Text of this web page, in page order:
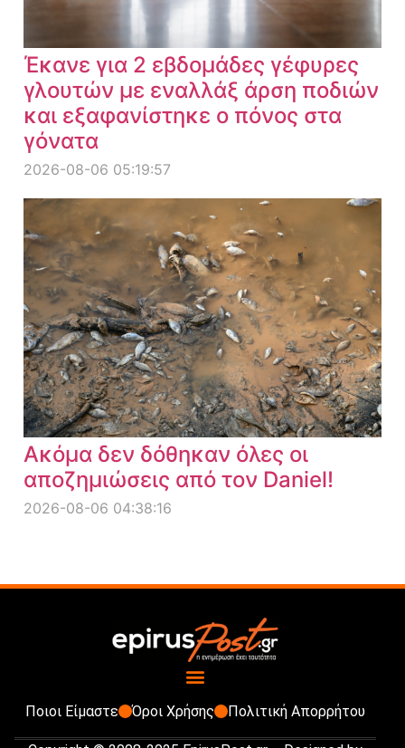
Έκανε για 2 εβδομάδες γέφυρες
γλουτών με εναλλάξ άρση ποδιών
και εξαφανίστηκε ο πόνος στα
γόνατα
2026-08-06 05:19:57
Ακόμα δεν δόθηκαν όλες οι
αποζημιώσεις από τον Daniel!
2026-08-06 04:38:16
Ποιοι Είμαστε Όροι Χρήσης Πολιτική Απορρήτου